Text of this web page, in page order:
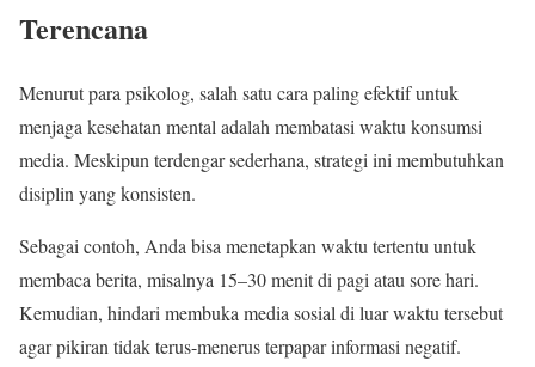
Terencana
Menurut para psikolog, salah satu cara paling efektif untuk
menjaga kesehatan mental adalah membatasi waktu konsumsi
media. Meskipun terdengar sederhana, strategi ini membutuhkan
disiplin yang konsisten.
Sebagai contoh, Anda bisa menetapkan waktu tertentu untuk
membaca berita, misalnya 15–30 menit di pagi atau sore hari.
Kemudian, hindari membuka media sosial di luar waktu tersebut
agar pikiran tidak terus-menerus terpapar informasi negatif.